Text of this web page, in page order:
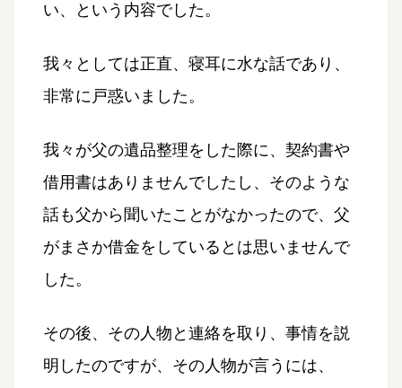
い、という内容でした。
我々としては正直、寝耳に水な話であり、
非常に戸惑いました。
我々が父の遺品整理をした際に、契約書や
借用書はありませんでしたし、そのような
話も父から聞いたことがなかったので、父
がまさか借金をしているとは思いませんで
した。
その後、その人物と連絡を取り、事情を説
明したのですが、その人物が言うには、